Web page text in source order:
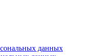
данных